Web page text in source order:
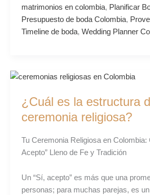
matrimonios en colombia, Planificar
Presupuesto de boda Colombia,
Timeline de boda, Wedding Planner
¿Cuál es la estructura
ceremonia religiosa?
Tu Ceremonia Religiosa en Colombia:
Acepto” Lleno de Fe y Tradición
Un “Sí, acepto” es más que una
personas; para muchas parejas, es
¿Cuál
la
una
ceremonia